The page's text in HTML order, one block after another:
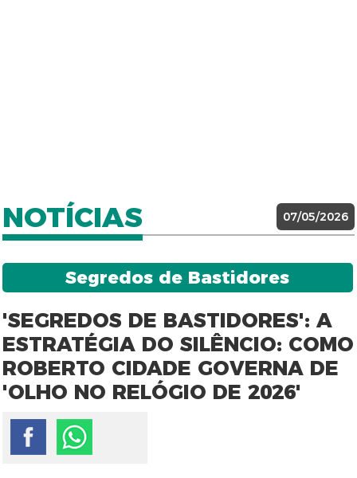
NOTÍCIAS 07/05/2026
Segredos de Bastidores
'SEGREDOS DE BASTIDORES': A
ESTRATÉGIA DO SILÊNCIO: COMO
ROBERTO CIDADE GOVERNA DE
'OLHO NO RELÓGIO DE 2026'